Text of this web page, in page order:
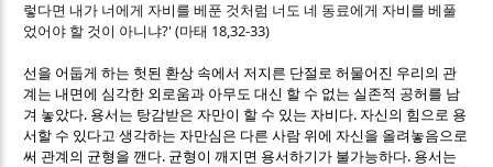
렇다면 내가 너에게 자비를 베푼 것처럼 너도 네 동료에게 자비를 베풀
었어야 할 것이 아니냐?' (마태 18,32-33)
선을 어둡게 하는 헛된 환상 속에서 저지른 단절로 허물어진 우리의 관
계는 내면에 심각한 외로움과 아무도 대신 할 수 없는 실존적 공허를 남
겨 놓았다. 용서는 탕감받은 자만이 할 수 있는 자비다.자신의 힘으로 용
서할 수 있다고 생각하는 자만심은 다른 사람 위에 자신을 올려놓음으로
써 관계의 균형을 깬다. 균형이 깨지면 용서하기가 불가능하다. 용서는